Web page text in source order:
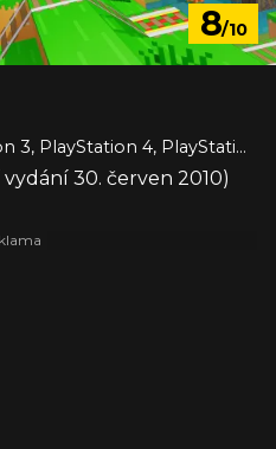
8/10
3DS, Android, PC, PlayStation 3, PlayStation 4, PlayStation 5, Switch, Switch 2, VITA, Wii U, Xbox 360, Xbox One, Xbox Series, iOS
30. červen 2010)